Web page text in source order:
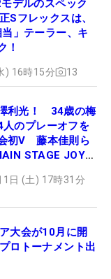
デルのスペック
Sフレックスは、
」テーラー、キ
！
) 16時15分 13
利光！ 34歳の梅
人のプレーオフを
初V 藤本佳則ら
STAGE JOYX
1日 (土) 17時31分
大会が10月に開
ロトーナメント出